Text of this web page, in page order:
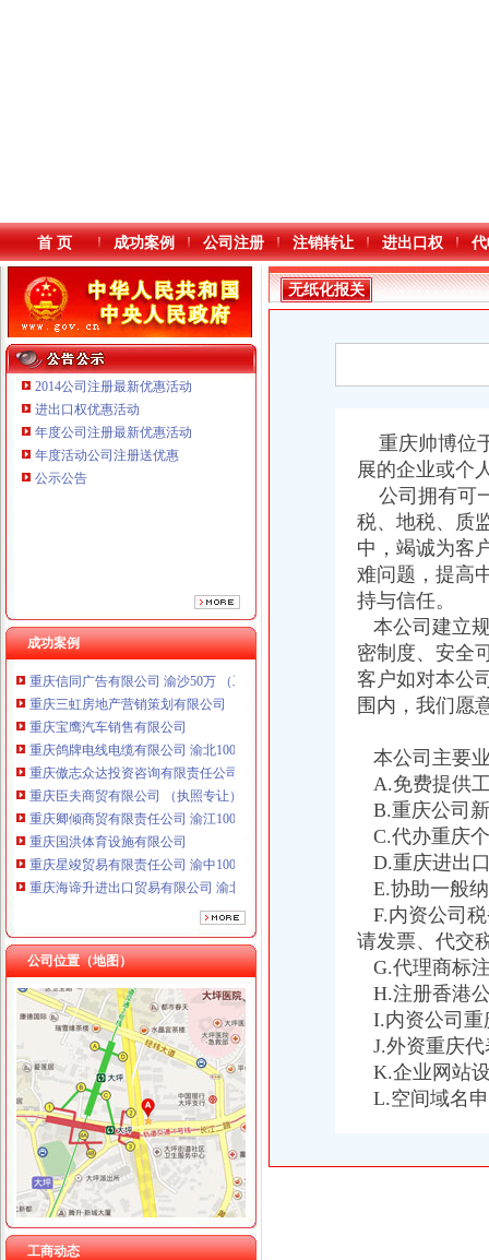
本站导航
首 页 成功案例 公司注册 注销转让 进出口权
2014公司注册最新优惠活动
进出口权优惠活动
年度公司注册最新优惠活动
年度活动公司注册送优惠
公示公告
成功案例
重庆鸽牌电线电缆有限公司 渝北10010万 (进出口权)
重庆星竣贸易有限责任公司 渝中100万 （进出口权）
重庆海谛升进出口贸易有限公司 渝北100万 （进出口权）
重庆奕欣锦诚商贸有限公司 渝九50万 （工商注册）
重庆信同广告有限公司 渝沙50万 （工商注册）
重庆三虹房地产营销策划有限公司
重庆宝鹰汽车销售有限公司
重庆鸽牌电线电缆有限公司 渝北10010万 (进出口权)
重庆傲志众达投资咨询有限责任公司 渝九1000万 （增资）
重庆臣夫商贸有限公司 （执照专让）
重庆卿倾商贸有限责任公司 渝江100万 （工商注册）
重庆国洪体育设施有限公司
重庆星竣贸易有限责任公司 渝中100万 （进出口权）
重庆海谛升进出口贸易有限公司 渝北100万 （进出口权）
重庆奕欣锦诚商贸有限公司 渝九50万 （工商注册）
重庆信同广告有限公司 渝沙50万 （工商注册）
重庆三虹房地产营销策划有限公司
重庆宝鹰汽车销售有限公司
公司位置（地图）
工商动态
无纸化报关
长沙海关无纸化报关单超80%_城视网
报关进入“读秒”时代粤多个海关无纸化率超9成-新闻频道-华龙网
无纸化报关必备：无纸化报关单签约的流程-运去哪
无纸化报关要什么资料给报关行_深圳诺金_新浪博客
无纸化报关资料
无纸化报关-报关报检-福步外贸论坛（FOBBusinessForum）|中国
壹五六无纸化报关页,报关无纸化,在线报关,互联网+
无纸化报关
重庆帅博位
展的企业或个
公司拥有可
税、地税、质
中，竭诚为客
难问题，提高
持与信任。
本公司建立
密制度、安全
客户如对本公
围内，我们愿
本公司主要
A.免费提供
B.重庆公司
C.代办重庆
D.重庆进出
E.协助一般
F.内资公司
请发票、代交
G.代理商标
H.注册香港
I.内资公司重
J.外资重庆代
K.企业网站
L.空间域名